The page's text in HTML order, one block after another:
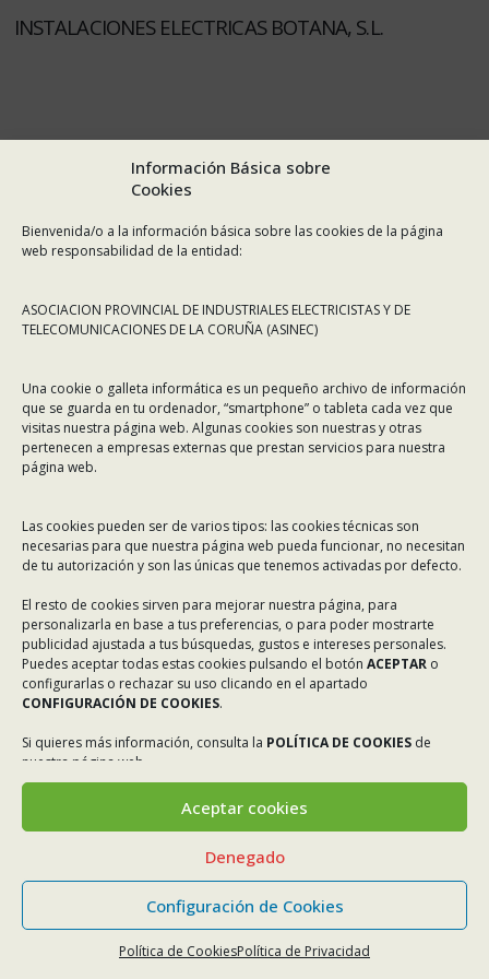
Información Básica sobre
Cookies
Bienvenida/o a la información básica sobre las cookies de la página
web responsabilidad de la entidad:
ASOCIACION PROVINCIAL DE INDUSTRIALES ELECTRICISTAS Y DE
TELECOMUNICACIONES DE LA CORUÑA (ASINEC)
Una cookie o galleta informática es un pequeño archivo de información
que se guarda en tu ordenador, “smartphone” o tableta cada vez que
visitas nuestra página web. Algunas cookies son nuestras y otras
pertenecen a empresas externas que prestan servicios para nuestra
página web.
Las cookies pueden ser de varios tipos: las cookies técnicas son
necesarias para que nuestra página web pueda funcionar, no necesitan
de tu autorización y son las únicas que tenemos activadas por defecto.
El resto de cookies sirven para mejorar nuestra página, para
personalizarla en base a tus preferencias, o para poder mostrarte
publicidad ajustada a tus búsquedas, gustos e intereses personales.
Puedes aceptar todas estas cookies pulsando el botón ACEPTAR o
configurarlas o rechazar su uso clicando en el apartado
CONFIGURACIÓN DE COOKIES.
Si quieres más información, consulta la POLÍTICA DE COOKIES de
nuestra página web.
Aceptar cookies
Denegado
Configuración de Cookies
Política de CookiesPolítica de Privacidad
INSTALACIONES ELECTRICAS BOTANA, S.L.